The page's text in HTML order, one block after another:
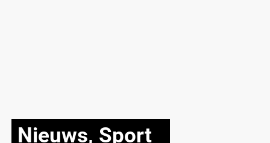
Nieuws, Sport